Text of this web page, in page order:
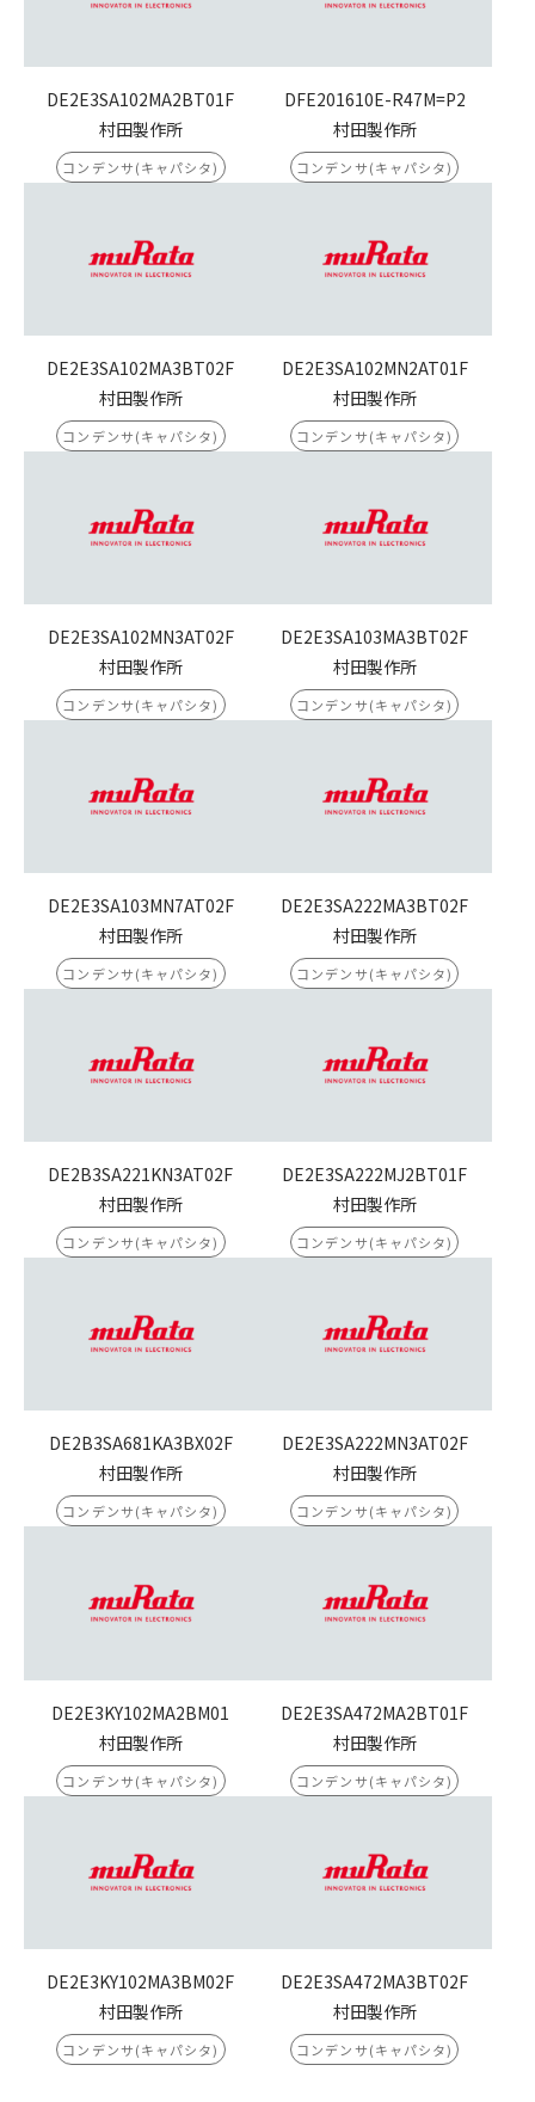
DE2E3SA102MA2BT01F
村田製作所
コンデンサ(キャパシタ)
DFE201610E-R47M=P2
村田製作所
コンデンサ(キャパシタ)
DE2E3SA102MA3BT02F
村田製作所
コンデンサ(キャパシタ)
DE2E3SA102MN2AT01F
村田製作所
コンデンサ(キャパシタ)
DE2E3SA102MN3AT02F
村田製作所
コンデンサ(キャパシタ)
DE2E3SA103MA3BT02F
村田製作所
コンデンサ(キャパシタ)
DE2E3SA103MN7AT02F
村田製作所
コンデンサ(キャパシタ)
DE2E3SA222MA3BT02F
村田製作所
コンデンサ(キャパシタ)
DE2B3SA221KN3AT02F
村田製作所
コンデンサ(キャパシタ)
DE2E3SA222MJ2BT01F
村田製作所
コンデンサ(キャパシタ)
DE2B3SA681KA3BX02F
村田製作所
コンデンサ(キャパシタ)
DE2E3SA222MN3AT02F
村田製作所
コンデンサ(キャパシタ)
DE2E3KY102MA2BM01
村田製作所
コンデンサ(キャパシタ)
DE2E3SA472MA2BT01F
村田製作所
コンデンサ(キャパシタ)
DE2E3KY102MA3BM02F
村田製作所
コンデンサ(キャパシタ)
DE2E3SA472MA3BT02F
村田製作所
コンデンサ(キャパシタ)